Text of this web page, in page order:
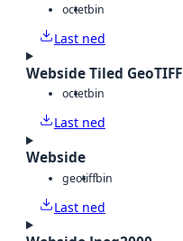
octetbin
Last ned
Webside Tiled GeoTIFF
octetbin
Last ned
Webside
geotiffbin
Last ned